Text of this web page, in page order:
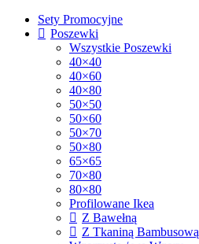
Sety Promocyjne
Poszewki
Wszystkie Poszewki
40×40
40×60
40×80
50×50
50×60
50×70
50×80
65×65
70×80
80×80
Profilowane Ikea
Z Bawełną
Z Tkaniną Bambusową